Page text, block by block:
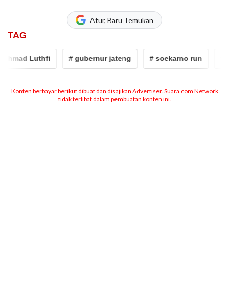
Atur, Baru Temukan
TAG
Luthfi # gubernur jateng # soekarno run